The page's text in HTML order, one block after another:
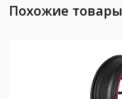
Похожие товары